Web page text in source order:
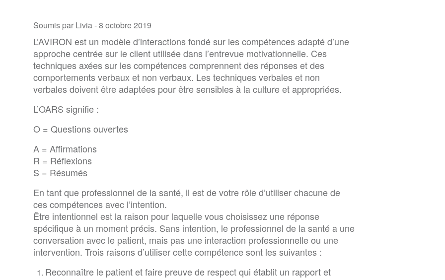
Soumis par Livia -8 octobre 2019
L’AVIRON est un modèle d’interactions fondé sur les compétences adapté d’une
approche centrée sur le client utilisée dans l’entrevue motivationnelle. Ces
techniques axées sur les compétences comprennent des réponses et des
comportements verbaux et non verbaux. Les techniques verbales et non
verbales doivent être adaptées pour être sensibles à la culture et appropriées.
L’OARS signifie :
O = Questions ouvertes
A = Affirmations
R = Réflexions
S = Résumés
En tant que professionnel de la santé, il est de votre rôle d’utiliser chacune de
ces compétences avec l’intention.
Être intentionnel est la raison pour laquelle vous choisissez une réponse
spécifique à un moment précis. Sans intention, le professionnel de la santé a une
conversation avec le patient, mais pas une interaction professionnelle ou une
intervention. Trois raisons d’utiliser cette compétence sont les suivantes :
Reconnaître le patient et faire preuve de respect qui établit un rapport et